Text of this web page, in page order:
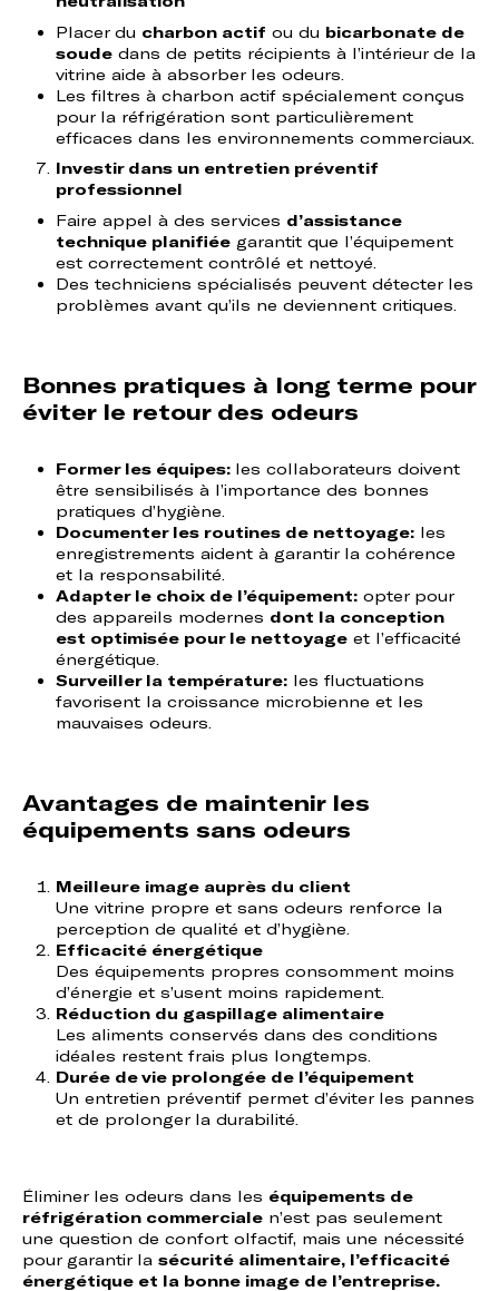
Placer du charbon actif ou du bicarbonate de
soudedans de petits récipients à l’intérieur de la
vitrine aide à absorber les odeurs.
Les filtres à charbon actif spécialement conçus
pour la réfrigération sont particulièrement
efficaces dans les environnements commerciaux.
Investir dans un entretien préventif
professionnel
Faire appel à des services d’assistance
technique planifiéegarantit que l’équipement
est correctement contrôlé et nettoyé.
Des techniciens spécialisés peuvent détecter les
problèmes avant qu’ils ne deviennent critiques.
Bonnes pratiques à long terme pour
éviter le retour des odeurs
Former les équipes: les collaborateurs doivent
être sensibilisés à l’importance des bonnes
pratiques d’hygiène.
Documenter les routines de nettoyage:les
enregistrements aident à garantir la cohérence
et la responsabilité.
Adapter le choix de l’équipement:opter pour
des appareils modernes dont la conception
est optimisée pour le nettoyageet l’efficacité
énergétique.
Surveiller la température:les fluctuations
favorisent la croissance microbienne et les
mauvaises odeurs.
Avantages de maintenir les
équipements sans odeurs
Meilleure image auprès du client
Une vitrine propre et sans odeurs renforce la
perception de qualité et d’hygiène.
Efficacité énergétique
Des équipements propres consomment moins
d’énergie et s’usent moins rapidement.
Réduction du gaspillage alimentaire
Les aliments conservés dans des conditions
idéales restent frais plus longtemps.
Durée de vie prolongée de l’équipement
Un entretien préventif permet d’éviter les pannes
et de prolonger la durabilité.
Éliminer les odeurs dans les équipements de
réfrigération commercialen’est pas seulement
une question de confort olfactif, mais une nécessité
pour garantir la sécurité alimentaire, l’efficacité
énergétique et la bonne image de l’entreprise.